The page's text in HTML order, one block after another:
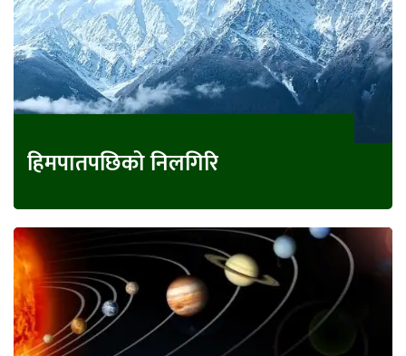
हिमपातपछिको निलगिरि